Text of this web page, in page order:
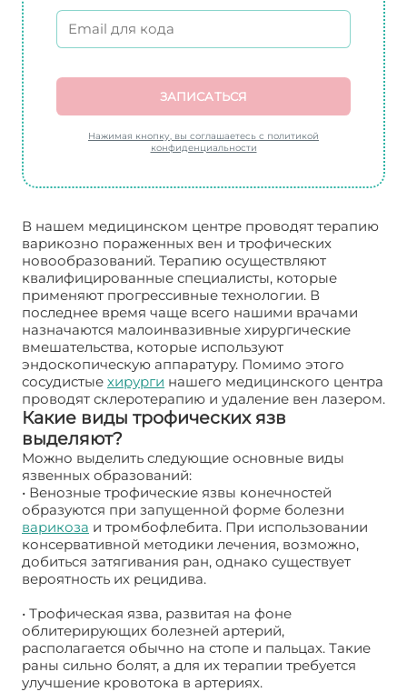
ЗАПИСАТЬСЯ
Нажимая кнопку, вы соглашаетесь с политикой
конфиденциальности
В нашем медицинском центре проводят терапию
варикозно пораженных вен и трофических
новообразований. Терапию осуществляют
квалифицированные специалисты, которые
применяют прогрессивные технологии. В
последнее время чаще всего нашими врачами
назначаются малоинвазивные хирургические
вмешательства, которые используют
эндоскопическую аппаратуру. Помимо этого
сосудистые хирурги нашего медицинского центра
проводят склеротерапию и удаление вен лазером.
Какие виды трофических язв
выделяют?
Можно выделить следующие основные виды
язвенных образований:
• Венозные трофические язвы конечностей
образуются при запущенной форме болезни
варикоза и тромбофлебита. При использовании
консервативной методики лечения, возможно,
добиться затягивания ран, однако существует
вероятность их рецидива.
• Трофическая язва, развитая на фоне
облитерирующих болезней артерий,
располагается обычно на стопе и пальцах. Такие
раны сильно болят, а для их терапии требуется
улучшение кровотока в артериях.